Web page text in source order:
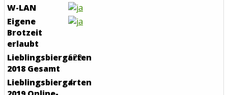
W-LAN
Eigene
Brotzeit
erlaubt
Lieblingsbiergarten
2018 Gesamt
622
Lieblingsbiergarten
4